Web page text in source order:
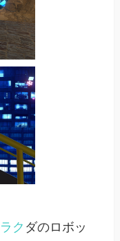
ラク ダのロボッ